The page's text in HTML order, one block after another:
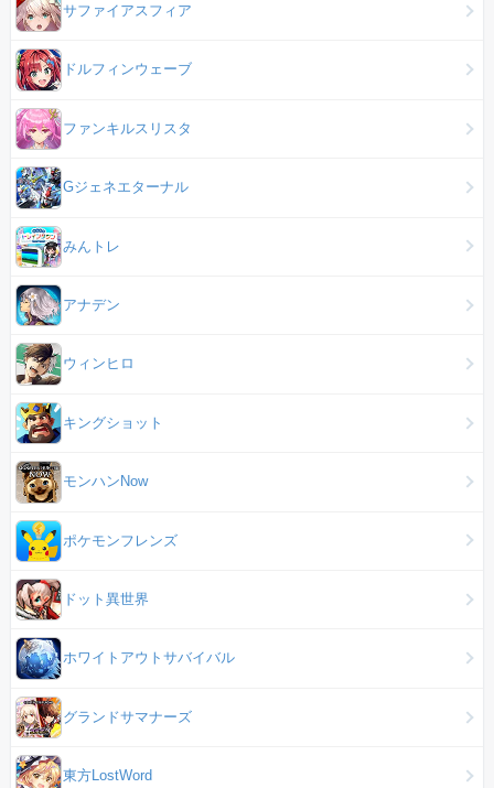
サファイアスフィア
ドルフィンウェーブ
ファンキルスリスタ
Gジェネエターナル
みんトレ
アナデン
ウィンヒロ
キングショット
モンハンNow
ポケモンフレンズ
ドット異世界
ホワイトアウトサバイバル
グランドサマナーズ
東方LostWord